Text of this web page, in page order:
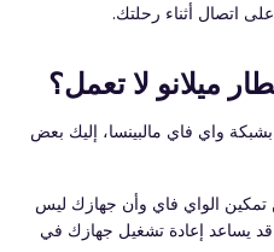
اتصال أثناء رحلتك.
ميلانو لا تعمل؟
واي فاي مالبينسا، إليك بعض
الواي فاي وأن جهازك ليس
يساعد إعادة تشغيل جهازك في